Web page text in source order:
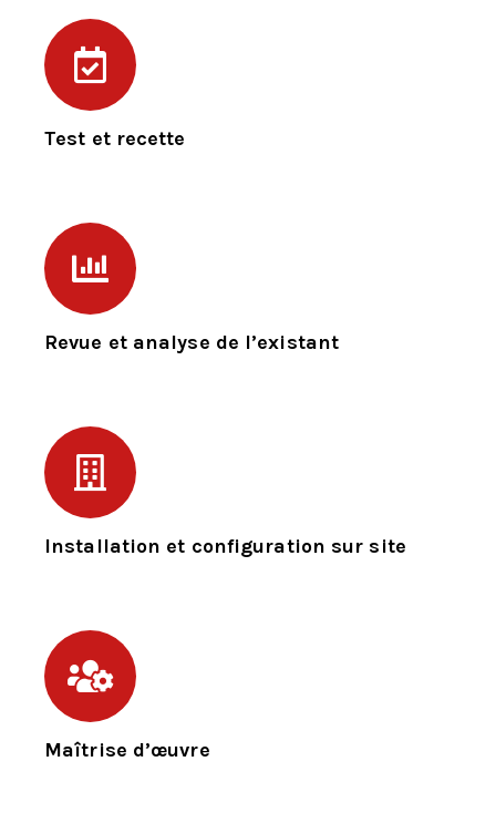
Test et recette
Revue et analyse de l’existant
Installation et configuration sur site
Maîtrise d’œuvre